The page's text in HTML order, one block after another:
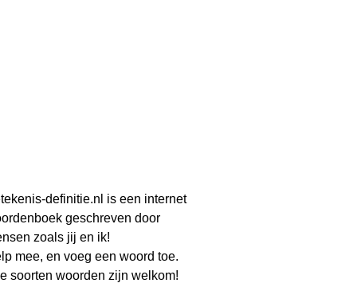
definitie.nl is een internet
geschreven door
zoals jij en ik!
mee, en voeg een woord toe.
soorten woorden zijn welkom!